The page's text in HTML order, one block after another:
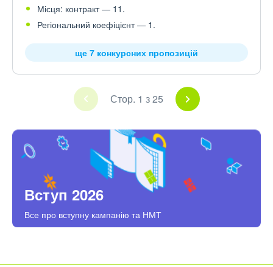
Місця: контракт — 11.
Регіональний коефіцієнт — 1.
ще 7 конкурсних пропозицій
Стор. 1 з 25
Вступ 2026
Все про вступну кампанію та НМТ